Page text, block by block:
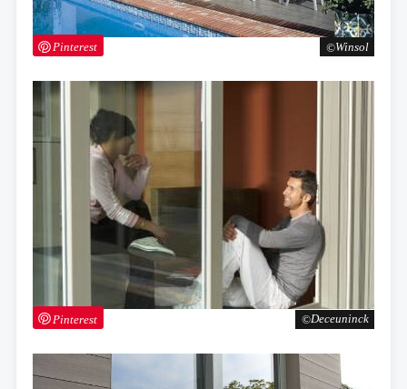
Winsol
Pinterest
Deceuninck
Pinterest